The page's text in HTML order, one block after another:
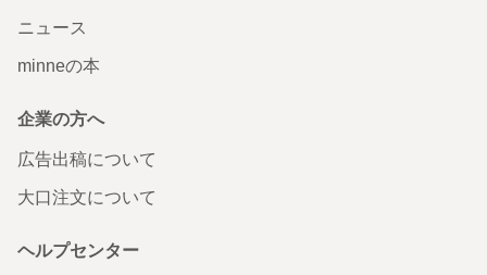
ニュース
minneの本
企業の方へ
広告出稿について
大口注文について
ヘルプセンター